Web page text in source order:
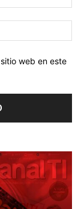
web en este